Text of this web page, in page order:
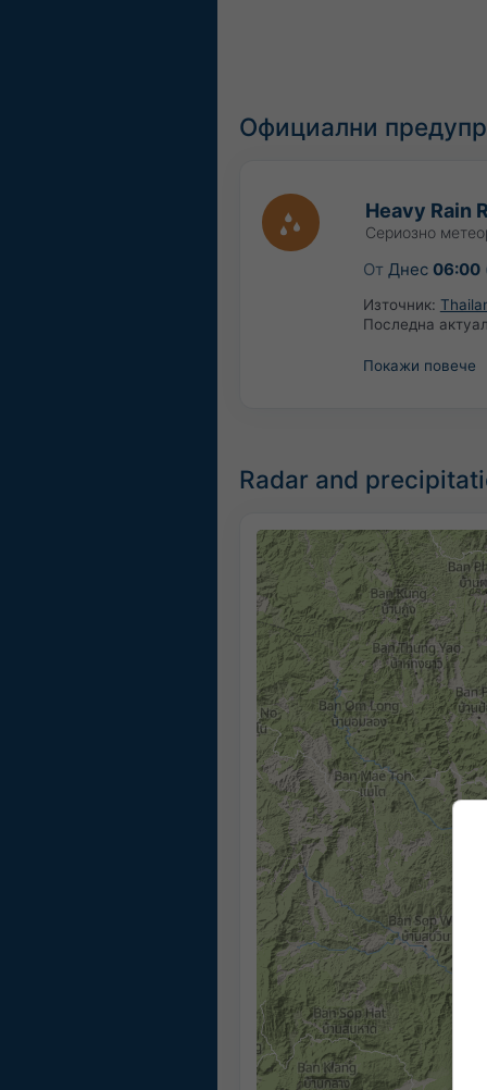
Официални
Heavy Rain
Сериозно
От Днес 06:00
Източник:
Последна
Покажи повече
Radar and